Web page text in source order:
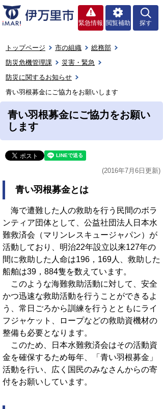
緊急情報 閲覧補助 探す
トップページ 市の組織
総務部
防災危機管理課
災害・緊急
防災に関するお知らせ
青い羽根募金にご協力をお願いします
青い羽根募金にご協力をお願い
します
(2016年7月6日更新)
青い羽根募金とは
海で遭難した人の救助を行う民間のボラ
ンティア団体として、公益社団法人日本水
難救済会（マリンレスキュージャパン）が
活動しており、明治22年設立以来127年の
間に救助した人命は196，169人、救助した
船舶は39，884隻を数えています。
このような海難救助活動に対して、安全
かつ迅速な救助活動を行うことができるよ
う、常日ごろから訓練を行うとともにライ
フジャケット、ロープなどの救助資機材の
整備も必要となります。
このため、日本水難救済会はその活動資
金を確保するため毎年、「青い羽根募金」
活動を行い、広く国民のみなさんからの寄
付をお願いしています。